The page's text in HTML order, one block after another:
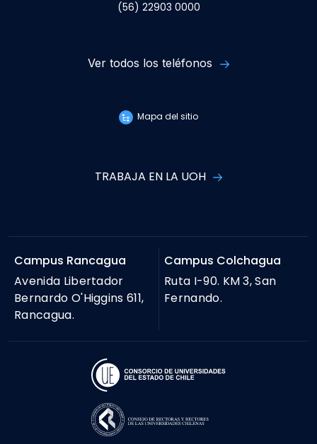
(56) 22903 0000
Ver todos los teléfonos
Mapa del sitio
TRABAJA EN LA UOH
Campus Rancagua
Avenida Libertador
Bernardo O'Higgins 611,
Rancagua.
Campus Colchagua
Ruta I-90. KM 3, San
Fernando.